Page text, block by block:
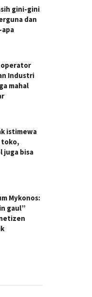
gini-gini
dan
apa
operator
Industri
mahal
istimewa
toko,
juga bisa
Mykonos:
gaul”